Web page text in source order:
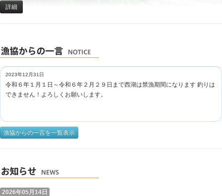
詳細
2023年12月31日
令和６年１月１日～令和６年２月２９日まで西湖は禁漁期間になります 釣りは
できません！よろしくお願いします。
漁協からの一言を一覧表示
2026年05月14日